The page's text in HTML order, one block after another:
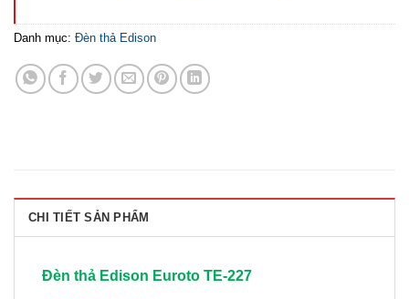
Danh mục: Đèn thả Edison
CHI TIẾT SẢN PHẨM
Đèn thả Edison Euroto TE-227